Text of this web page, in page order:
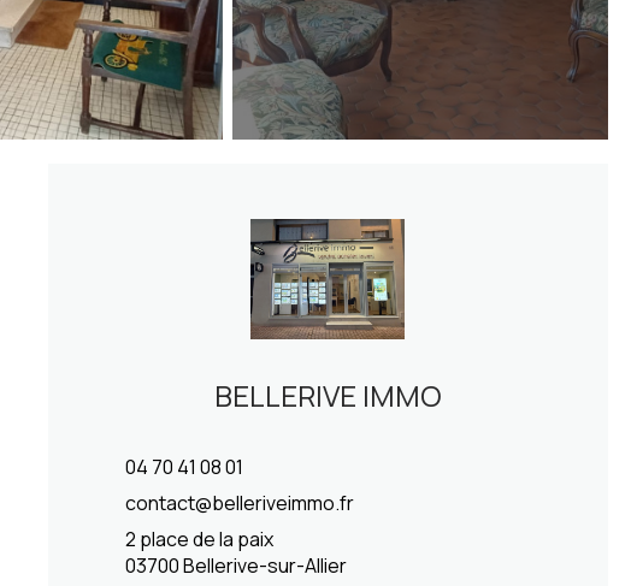
BELLERIVE IMMO
04 70 41 08 01
contact@belleriveimmo.fr
2 place de la paix
03700 Bellerive-sur-Allier